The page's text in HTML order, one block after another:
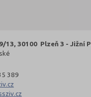
13, 30100 Plzeň 3 - Jižní
389